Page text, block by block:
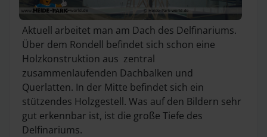
Aktuell arbeitet man am Dach des Delfinariums.
Über dem Rondell befindet sich schon eine
Holzkonstruktion aus zentral
zusammenlaufenden Dachbalken und
Querlatten. In der Mitte befindet sich ein
stützendes Holzgestell. Was auf den Bildern sehr
gut erkennbar ist, ist die große Tiefe des
Delfinariums.